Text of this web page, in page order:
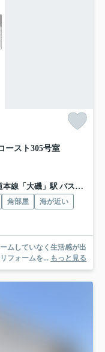
ースト305号室
大磯」駅 バス12分 「八間通り」 停歩16分
角部屋
海が近い
ムしていなく生活感が出
フォームを... もっと見る